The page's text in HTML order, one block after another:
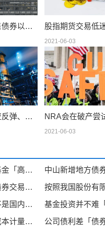
沙特阿美计划出售债券以筹集 750 亿美元的股息
2021-06-03
天然气期货因供应反弹、天气模型转变而下滑；现金仍在摇摆
2021-06-03
美元高收益债券基金「高股息投资策略收益最新情况」
为什么恒大切换债券交易平台没有了「债券交易所」
如果恒大破产是不是国内房子的价格会下跌「恒大还能起来吗」
下列有关以摊余成本计量的金融资产的处理中「以摊余成本进行后续计量的金融资产」